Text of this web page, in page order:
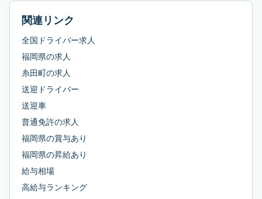
関連リンク
全国ドライバー求人
福岡県の求人
糸田町の求人
送迎ドライバー
送迎車
普通免許の求人
福岡県の賞与あり
福岡県の昇給あり
給与相場
高給与ランキング